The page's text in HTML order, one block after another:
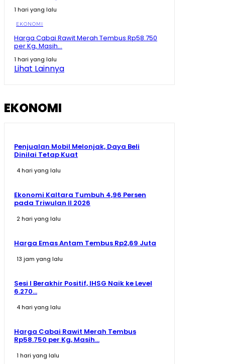
Pecah Rekor Lagi! Sherly Bawa Maluku Utara Tetap
11:01
1 hari yang lalu
EKONOMI
Harga Cabai Rawit Merah Tembus Rp58.750
per Kg, Masih...
1 hari yang lalu
Lihat Lainnya
EKONOMI
Penjualan Mobil Melonjak, Daya Beli
Dinilai Tetap Kuat
4 hari yang lalu
Ekonomi Kaltara Tumbuh 4,96 Persen
pada Triwulan II 2026
2 hari yang lalu
Harga Emas Antam Tembus Rp2,69 Juta
13 jam yang lalu
Sesi I Berakhir Positif, IHSG Naik ke Level
6.270...
4 hari yang lalu
Harga Cabai Rawit Merah Tembus
Rp58.750 per Kg, Masih...
1 hari yang lalu